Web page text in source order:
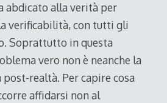
abdicato alla verità per
verificabilità, con tutti gli
Soprattutto in questa
vero non è neanche la
realtà. Per capire cosa
affidarsi non al